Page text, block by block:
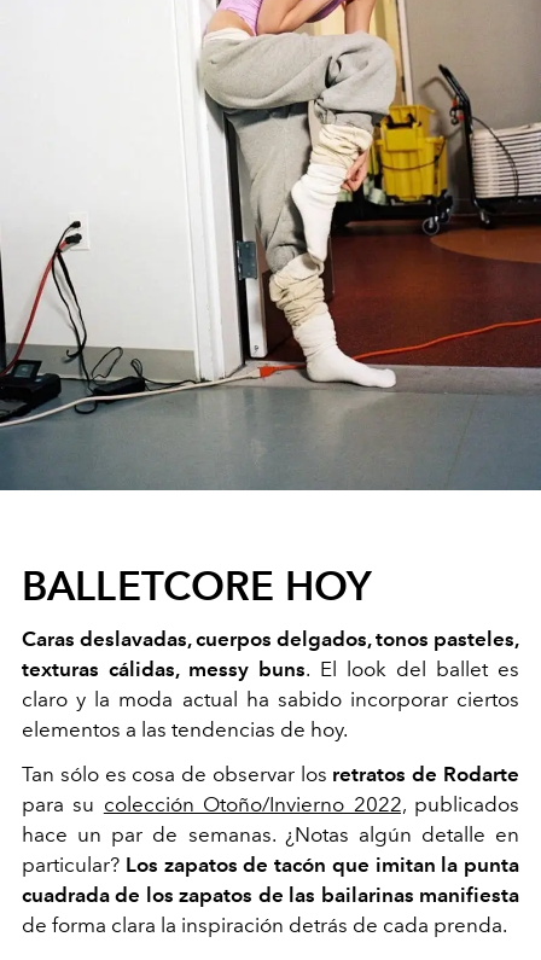
BALLETCORE HOY
Caras deslavadas, cuerpos delgados, tonos pasteles,
texturas cálidas, messy buns. El look del ballet es
claro y la moda actual ha sabido incorporar ciertos
elementos a las tendencias de hoy.
Tan sólo es cosa de observar los retratos de Rodarte
para su colección Otoño/Invierno 2022,publicados
hace un par de semanas. ¿Notas algún detalle en
particular? Los zapatos de tacón que imitan la punta
cuadrada de los zapatos de las bailarinas manifiesta
de forma clara la inspiración detrás de cada prenda.